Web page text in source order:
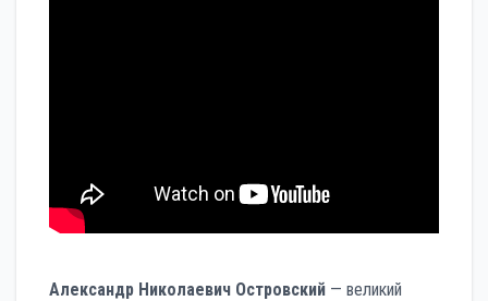
Александр Николаевич Островский — великий